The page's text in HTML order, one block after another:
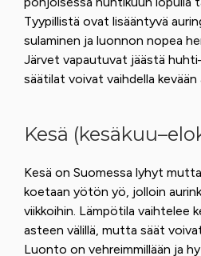
Tyypillistä ovat lisääntyvä
sulaminen ja luonnon nopea
Järvet vapautuvat jäästä
säätilat voivat vaihdella kevään
Kesä
Kesä on Suomessa lyhyt
koetaan yötön yö, jolloin
viikkoihin. Lämpötila vaihtelee
asteen välillä, mutta säät
Luonto on vehreimmillään ja